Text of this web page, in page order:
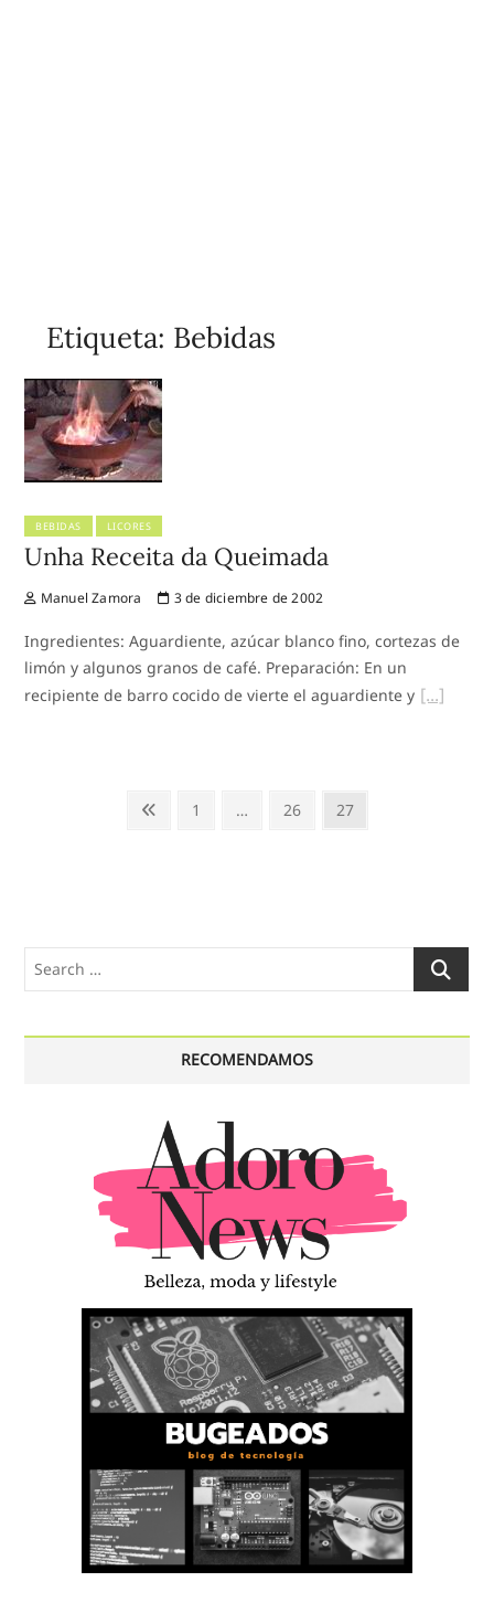
Etiqueta: Bebidas
BEBIDAS LICORES
Unha Receita da Queimada
Manuel Zamora 3 de diciembre de 2002
Ingredientes: Aguardiente, azúcar blanco fino, cortezas de
limón y algunos granos de café. Preparación: En un
recipiente de barro cocido de vierte el aguardiente y
PaginaciónPrevious
Page
1 … Page
26 Page
27
Search
RECOMENDAMOS